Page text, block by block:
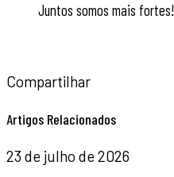
Juntos somos mais fortes!
Compartilhar
Artigos Relacionados
23 de julho de 2026